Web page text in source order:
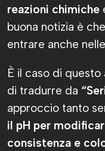
reazioni chimiche
buona notizia è
entrare anche
È il caso di
di tradurre da
approccio tanto
il pH per
consistenza e